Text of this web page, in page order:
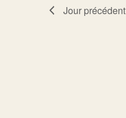
Jour précédent